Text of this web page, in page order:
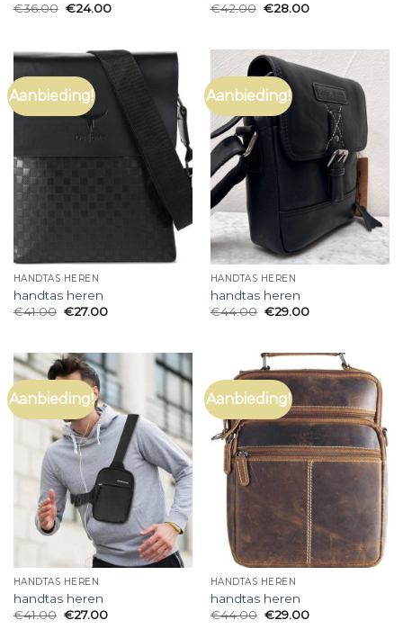
€36.00 €24.00
€42.00 €28.00
Aanbieding!
HANDTAS HEREN
handtas heren
€41.00 €27.00
Aanbieding!
HANDTAS HEREN
handtas heren
€44.00 €29.00
Aanbieding!
HANDTAS HEREN
handtas heren
€41.00 €27.00
Aanbieding!
HANDTAS HEREN
handtas heren
€44.00 €29.00